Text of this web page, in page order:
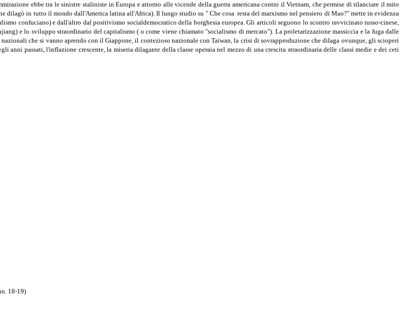
ebbe tra le sinistre staliniste in Europa e attorno alle vicende della guerra americana contro il Vietnam, che permise di rilanciare il mito
dilagò in tutto il mondo dall'America latina all'Africa). Il lungo studio su " Che cosa resta del marxismo nel pensiero di Mao?" mette in evidenza
confuciano) e dall'altro dal positivismo socialdemocratico della borghesia europea. Gli articoli seguono lo scontro ravvicinato russo-cinese,
e lo sviluppo straordinario del capitalismo ( o come viene chiamato "socialismo di mercato"). La proletarizzazione massiccia e la fuga dalle
che si vanno aprendo con il Giappone, il contezioso nazionale con Taiwan, la crisi di sovrapproduzione che dilaga ovunque, gli scioperi
passati, l'inflazione crescente, la miseria dilagante della classe operaia nel mezzo di una crescita straordinaria delle classi medie e dei ceti
18-19)